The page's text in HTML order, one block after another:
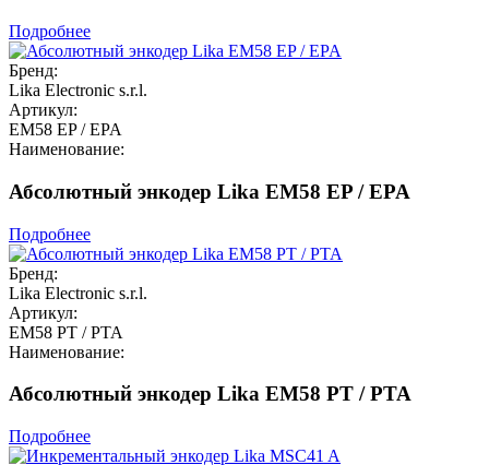
Подробнее
Бренд:
Lika Electronic s.r.l.
Артикул:
EM58 EP / EPA
Наименование:
Абсолютный энкодер Lika EM58 EP / EPA
Подробнее
Бренд:
Lika Electronic s.r.l.
Артикул:
EM58 PT / PTA
Наименование:
Абсолютный энкодер Lika EM58 PT / PTA
Подробнее